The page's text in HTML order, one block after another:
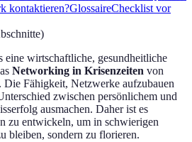
kontaktieren?GlossaireChecklist vor
)
eine wirtschaftliche, gesundheitliche
Networking in Krisenzeiten von
Die Fähigkeit, Netzwerke aufzubauen
zwischen persönlichem und
ausmachen. Daher ist es
zu entwickeln, um in schwierigen
bleiben, sondern zu florieren.